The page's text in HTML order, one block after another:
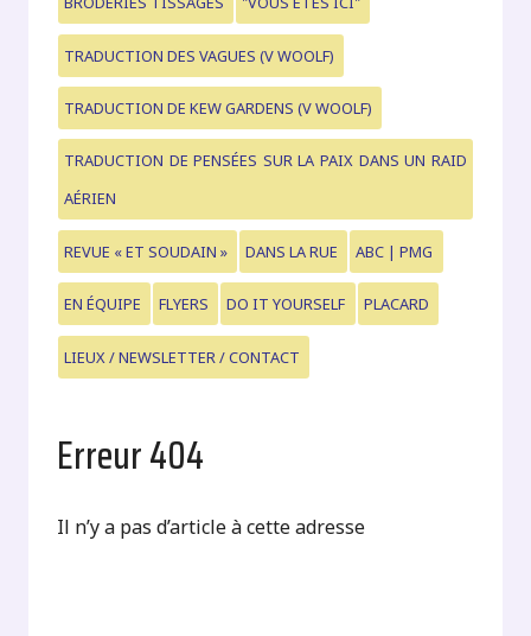
TRADUCTION DES VAGUES (V WOOLF)
TRADUCTION DE KEW GARDENS (V WOOLF)
TRADUCTION DE PENSÉES SUR LA PAIX DANS UN RAID
AÉRIEN
REVUE « ET SOUDAIN » DANS LA RUE ABC | PMG
EN ÉQUIPE FLYERS DO IT YOURSELF PLACARD
LIEUX / NEWSLETTER / CONTACT
Erreur 404
Il n’y a pas d’article à cette adresse